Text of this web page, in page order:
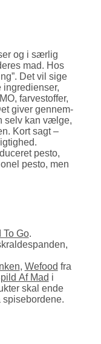
og i særlig
mad. Hos
Det vil sige
ingredi­enser,
farve­stoffer,
giver gennem­
selv kan vælge,
Kort sagt –
pesto,
pesto, men
To Go.
, Wefood fra
Af Mad i
skal ende
spisebordene.